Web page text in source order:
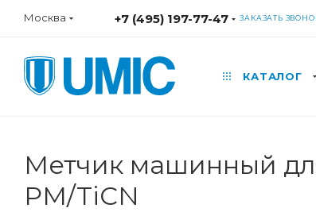
Москва +7 (495) 197-77-47 ЗАКАЗАТЬ
КАТАЛОГ
Метчик машинный
PM/TiCN